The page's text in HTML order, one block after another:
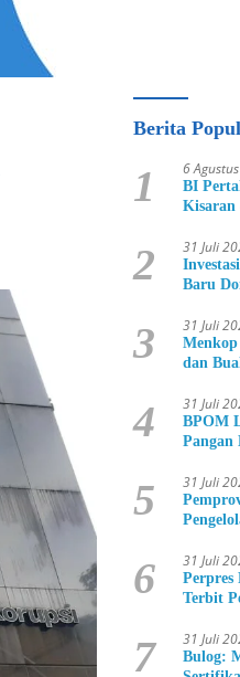
Berita
1 6
BI
Kisaran
2 31 Juli
Baru
3 31 Juli
dan
4 31 Juli
BPOM
Pangan
5 31 Juli
6 31 Juli
Perpres
Terbit
7 31 Juli
Bulog: